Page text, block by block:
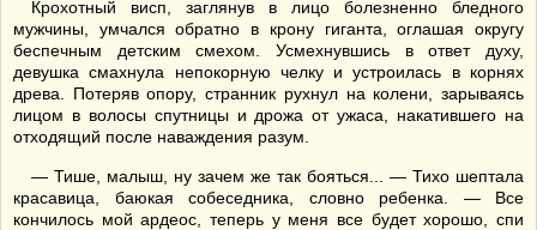
Крохотный висп, заглянув в лицо болезненно бледного
мужчины, умчался обратно в крону гиганта, оглашая округу
беспечным детским смехом. Усмехнувшись в ответ духу,
девушка смахнула непокорную челку и устроилась в корнях
древа. Потеряв опору, странник рухнул на колени, зарываясь
лицом в волосы спутницы и дрожа от ужаса, накатившего на
отходящий после наваждения разум.
— Тише, малыш, ну зачем же так бояться... — Тихо шептала
красавица, баюкая собеседника, словно ребенка. — Все
кончилось мой ардеос, теперь у меня все будет хорошо, спи